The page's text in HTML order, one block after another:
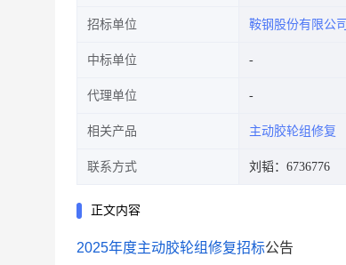
招标单位 鞍钢股份有限公司
中标单位
代理单位
相关产品 主动胶轮组修复
联系方式 刘韬：6736776
正文内容
2025年度主动胶轮组修复招标公告